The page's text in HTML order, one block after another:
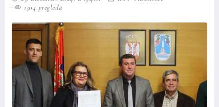
1304 pregleda